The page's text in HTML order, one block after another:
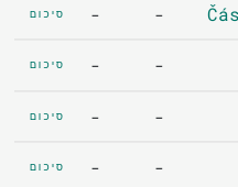
-
- סיכום
-
- סיכום
-
- סיכום
-
- סיכום